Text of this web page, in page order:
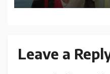
Leave a